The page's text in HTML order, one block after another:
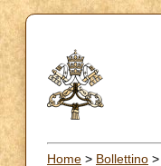
Home > Bollettino >